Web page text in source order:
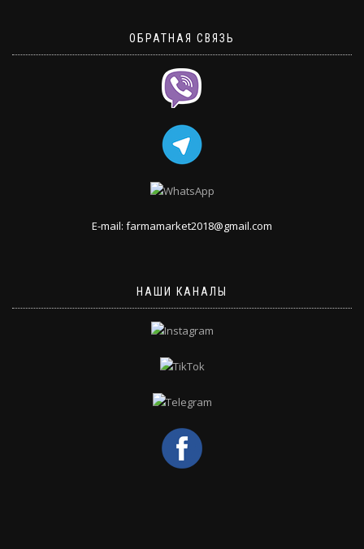
ОБРАТНАЯ СВЯЗЬ
E-mail: farmamarket2018@gmail.com
НАШИ КАНАЛЫ